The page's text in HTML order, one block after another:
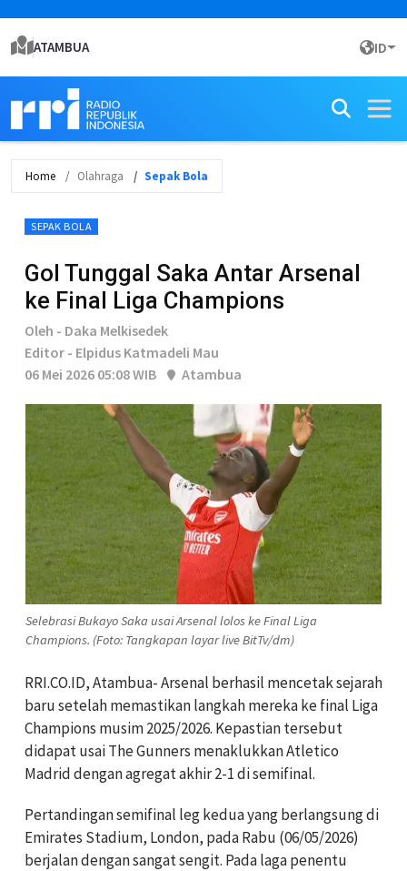
ATAMBUA ID
Home Olahraga Sepak Bola
SEPAK BOLA
Gol Tunggal Saka Antar Arsenal
ke Final Liga Champions
Oleh - Daka Melkisedek
Editor - Elpidus Katmadeli Mau
06 Mei 2026 05:08 WIB
Atambua
Selebrasi Bukayo Saka usai Arsenal lolos ke Final Liga
Champions. (Foto: Tangkapan layar live BitTv/dm)
RRI.CO.ID, Atambua- Arsenal berhasil mencetak sejarah
baru setelah memastikan langkah mereka ke final Liga
Champions musim 2025/2026. Kepastian tersebut
didapat usai The Gunners menaklukkan Atletico
Madrid dengan agregat akhir 2-1 di semifinal.
Pertandingan semifinal leg kedua yang berlangsung di
Emirates Stadium, London, pada Rabu (06/05/2026)
berjalan dengan sangat sengit. Pada laga penentu